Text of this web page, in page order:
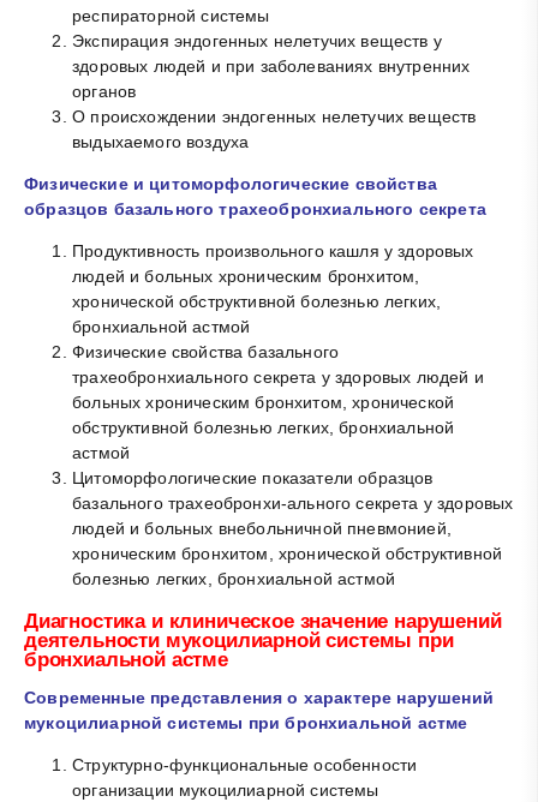
респираторной системы
Экспирация эндогенных нелетучих веществ у
здоровых людей и при заболеваниях внутренних
органов
О происхождении эндогенных нелетучих веществ
выдыхаемого воздуха
Физические и цитоморфологические свойства
образцов базального трахеобронхиального секрета
Продуктивность произвольного кашля у здоровых
людей и больных хроническим бронхитом,
хронической обструктивной болезнью легких,
бронхиальной астмой
Физические свойства базального
трахеобронхиального секрета у здоровых людей и
больных хроническим бронхитом, хронической
обструктивной болезнью легких, бронхиальной
астмой
Цитоморфологические показатели образцов
базального трахеобронхи-ального секрета у здоровых
людей и больных внебольничной пневмонией,
хроническим бронхитом, хронической обструктивной
болезнью легких, бронхиальной астмой
Диагностика и клиническое значение нарушений
деятельности мукоцилиарной системы при
бронхиальной астме
Современные представления о характере нарушений
мукоцилиарной системы при бронхиальной астме
Структурно-функциональные особенности
организации мукоцилиарной системы